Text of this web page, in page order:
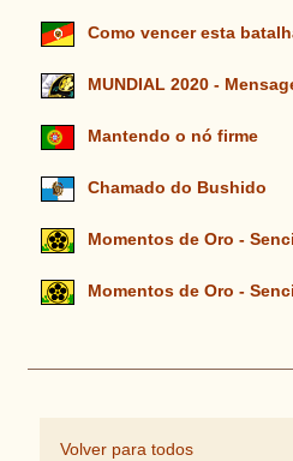
Como vencer esta
MUNDIAL 2020 -
Mantendo o nó firme
Chamado do Bushido
Momentos de Oro -
Momentos de Oro -
Volver para todos